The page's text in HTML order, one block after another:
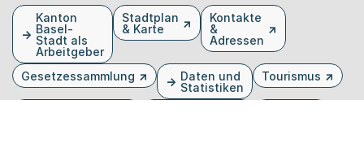
FusszeileKanton
Basel-
Stadt als
Arbeitgeber
Stadtplan
& Karte
Kontakte
&
Adressen
Gesetzessammlung
Daten und
Statistiken
Tourismus